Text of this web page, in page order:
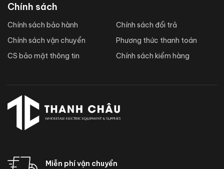
Chính sách
Chính sách bảo hành
Chính sách vận chuyển
CS bảo mật thông tin
Chính sách đổi trả
Phương thức thanh toán
Chính sách kiểm hàng
Miễn phí vận chuyển